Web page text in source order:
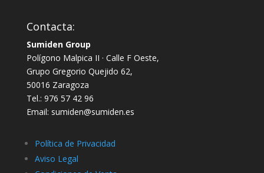
Contacta:
Sumiden Group
Polígono Malpica II · Calle F Oeste,
Grupo Gregorio Quejido 62,
50016 Zaragoza
Tel.: 976 57 42 96
Email: sumiden@sumiden.es
Política de Privacidad
Aviso Legal